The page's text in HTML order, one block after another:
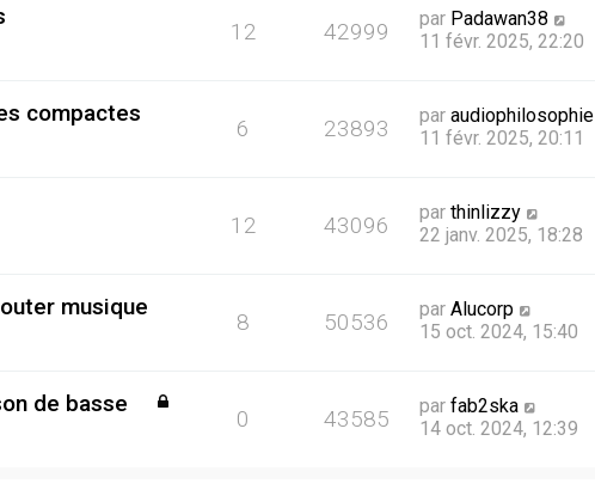
12 42999 par Padawan38
11 févr. 2025, 22:20
compactes
6 23893 par audiophilosophie
11 févr. 2025, 20:11
12 43096 par thinlizzy
22 janv. 2025, 18:28
musique
8 50536 par Alucorp
15 oct. 2024, 15:40
de basse
0 43585 par fab2ska
14 oct. 2024, 12:39